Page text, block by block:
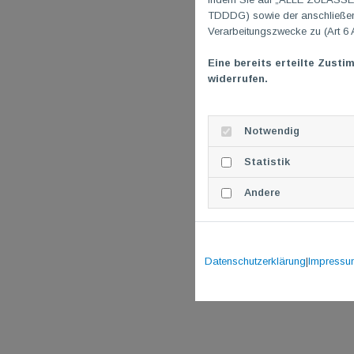
TDDDG) sowie der
Verarbeitungszwecke zu (Art 6
Eine bereits erteilte
widerrufen.
Notwendig
Statistik
Andere
Datenschutzerklärung|